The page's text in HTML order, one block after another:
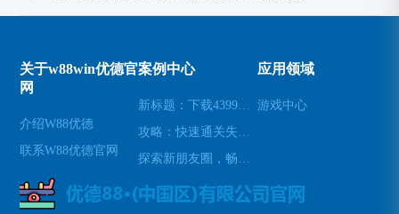
关于w88win优德官
网
介绍W88优德
联系W88优德官网
案例中心 应用领域
游戏中心